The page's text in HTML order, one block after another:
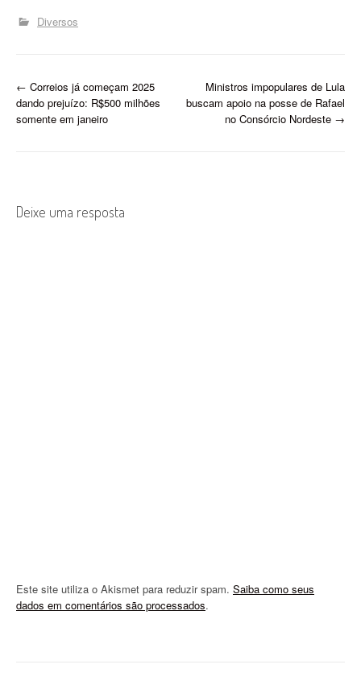
Diversos
P
o
n
← Correios já começam 2025
dando prejuízo: R$500 milhões
somente em janeiro
Ministros impopulares de Lula
buscam apoio na posse de Rafael
no Consórcio Nordeste →
Deixe uma resposta
Este site utiliza o Akismet para reduzir spam. Saiba como seus
dados em comentários são processados.